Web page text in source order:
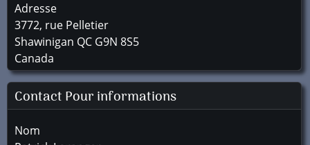
Adresse
3772, rue Pelletier
Shawinigan QC G9N 8S5
Canada
Contact Pour informations
Nom